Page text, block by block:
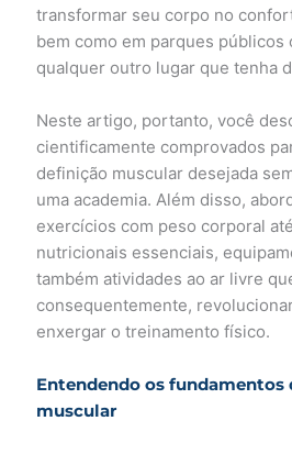
transformar seu corpo no
bem como em parques públicos
qualquer outro lugar que tenha
Neste artigo, portanto, você
cientificamente comprovados
definição muscular desejada
uma academia. Além disso,
exercícios com peso corporal
nutricionais essenciais,
também atividades ao ar livre
consequentemente,
enxergar o treinamento físico.
Entendendo os fundamentos
muscular